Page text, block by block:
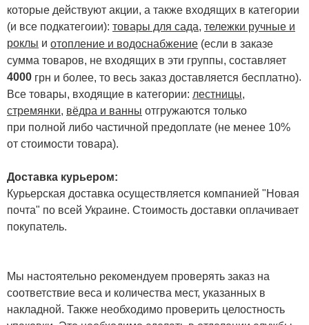
которые действуют акции, а также входящих в категории
(и все подкатегоии): товары для сада, тележки ручные и
роклы и отопление и водоснабжение (если в заказе
сумма товаров, не входящих в эти группы, составляет
4000 грн и более, то весь заказ доставляется бесплатно).
Все товары, входящие в категории: лестницы,
стремянки, вёдра и ванны отгружаются только
при полной либо частичной предоплате (не менее 10%
от стоимости товара).
Доставка курьером:
Курьерская доставка осуществляется компанией "Новая
почта" по всей Украине. Стоимость доставки оплачивает
покупатель.
Мы настоятельно рекомендуем проверять заказ на
соответствие веса и количества мест, указанных в
накладной. Также необходимо проверить целостность